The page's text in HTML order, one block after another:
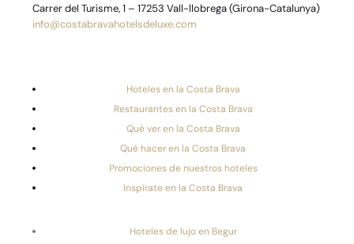
Carrer del Turisme, 1 – 17253 Vall-llobrega (Girona-Catalunya)
info@costabravahotelsdeluxe.com
Hoteles en la Costa Brava
Restaurantes en la Costa Brava
Qué ver en la Costa Brava
Qué hacer en la Costa Brava
Promociones de nuestros hoteles
Inspírate en la Costa Brava
Hoteles de lujo en Begur